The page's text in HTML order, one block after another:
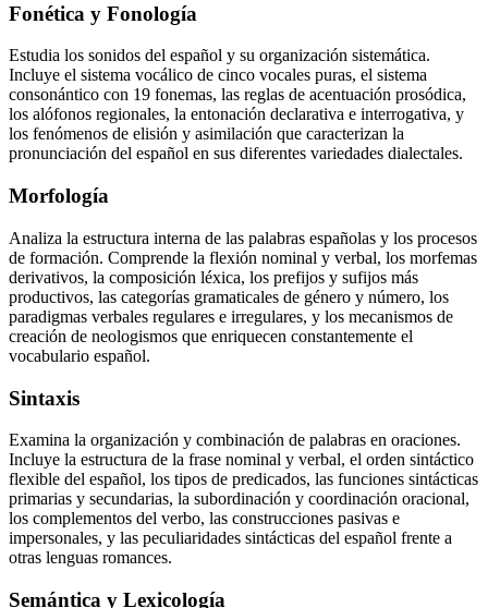
Fonética y Fonología
Estudia los sonidos del español y su organización sistemática.
Incluye el sistema vocálico de cinco vocales puras, el sistema
consonántico con 19 fonemas, las reglas de acentuación prosódica,
los alófonos regionales, la entonación declarativa e interrogativa, y
los fenómenos de elisión y asimilación que caracterizan la
pronunciación del español en sus diferentes variedades dialectales.
Morfología
Analiza la estructura interna de las palabras españolas y los procesos
de formación. Comprende la flexión nominal y verbal, los morfemas
derivativos, la composición léxica, los prefijos y sufijos más
productivos, las categorías gramaticales de género y número, los
paradigmas verbales regulares e irregulares, y los mecanismos de
creación de neologismos que enriquecen constantemente el
vocabulario español.
Sintaxis
Examina la organización y combinación de palabras en oraciones.
Incluye la estructura de la frase nominal y verbal, el orden sintáctico
flexible del español, los tipos de predicados, las funciones sintácticas
primarias y secundarias, la subordinación y coordinación oracional,
los complementos del verbo, las construcciones pasivas e
impersonales, y las peculiaridades sintácticas del español frente a
otras lenguas romances.
Semántica y Lexicología